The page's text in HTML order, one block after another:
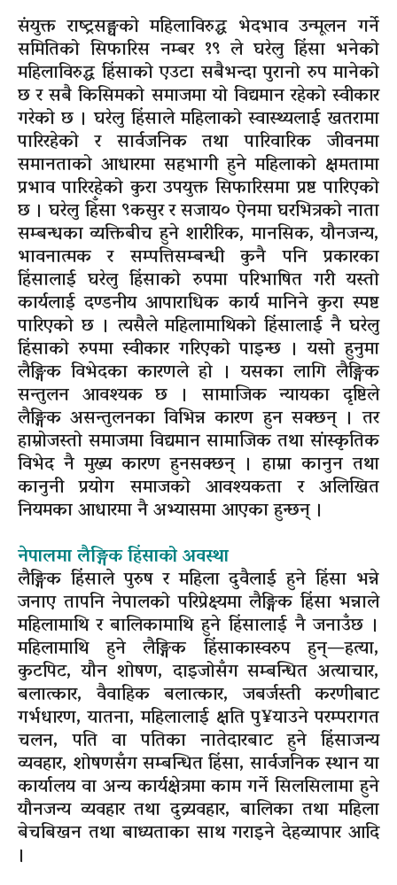
संयुक्त राष्ट्रसङ्घको महिलाविरुद्ध भेदभाव उन्मूलन गर्ने
समितिको सिफारिस नम्बर १९ ले घरेलु हिंसा भनेको
महिलाविरुद्ध हिंसाको एउटा सबैभन्दा पुरानो रुप मानेको
छ र सबै किसिमको समाजमा यो विद्यमान रहेको स्वीकार
गरेको छ । घरेलु हिंसाले महिलाको स्वास्थ्यलाई खतरामा
पारिरहेको र सार्वजनिक तथा पारिवारिक जीवनमा
समानताको आधारमा सहभागी हुने महिलाको क्षमतामा
प्रभाव पारिरहेको कुरा उपयुक्त सिफारिसमा प्रष्ट पारिएको
छ । घरेलु हिँसा ९कसुर र सजाय० ऐनमा घरभित्रको नाता
सम्बन्धका व्यक्तिबीच हुने शारीरिक, मानसिक, यौनजन्य,
भावनात्मक र सम्पत्तिसम्बन्धी कुनै पनि प्रकारका
हिंसालाई घरेलु हिंसाको रुपमा परिभाषित गरी यस्तो
कार्यलाई दण्डनीय आपाराधिक कार्य मानिने कुरा स्पष्ट
पारिएको छ । त्यसैले महिलामाथिको हिंसालाई नै घरेलु
हिंसाको रुपमा स्वीकार गरिएको पाइन्छ । यसो हुनुमा
लैङ्गिक विभेदका कारणले हो । यसका लागि लैङ्गिक
सन्तुलन आवश्यक छ । सामाजिक न्यायका दृष्टिले
लैङ्गिक असन्तुलनका विभिन्न कारण हुन सक्छन् । तर
हाम्रोजस्तो समाजमा विद्यमान सामाजिक तथा सांस्कृतिक
विभेद नै मुख्य कारण हुनसक्छन् । हाम्रा कानुन तथा
कानुनी प्रयोग समाजको आवश्यकता र अलिखित
नियमका आधारमा नै अभ्यासमा आएका हुन्छन् ।
नेपालमा लैङ्गिक हिंसाको अवस्था
लैङ्गिक हिंसाले पुरुष र महिला दुवैलाई हुने हिंसा भन्ने
जनाए तापनि नेपालको परिप्रेक्ष्यमा लैङ्गिक हिंसा भन्नाले
महिलामाथि र बालिकामाथि हुने हिंसालाई नै जनाउँछ ।
महिलामाथि हुने लैङ्गिक हिंसाकास्वरुप हुन्—हत्या,
कुटपिट, यौन शोषण, दाइजोसँग सम्बन्धित अत्याचार,
बलात्कार, वैवाहिक बलात्कार, जबर्जस्ती करणीबाट
गर्भधारण, यातना, महिलालाई क्षति पु¥याउने परम्परागत
चलन, पति वा पतिका नातेदारबाट हुने हिंसाजन्य
व्यवहार, शोषणसँग सम्बन्धित हिंसा, सार्वजनिक स्थान या
कार्यालय वा अन्य कार्यक्षेत्रमा काम गर्ने सिलसिलामा हुने
यौनजन्य व्यवहार तथा दुव्र्यवहार, बालिका तथा महिला
बेचबिखन तथा बाध्यताका साथ गराइने देहव्यापार आदि
।